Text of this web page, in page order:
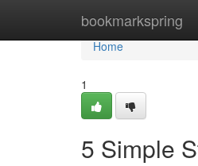
bookmarkspring
Home
Home
1
5 Simple